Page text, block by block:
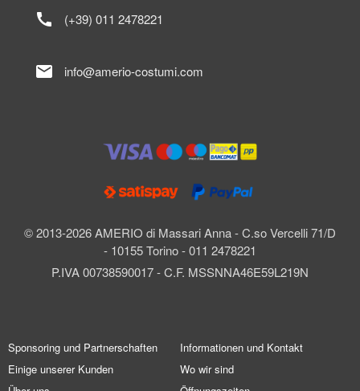
© 2013-2026 AMERIO di Massari Anna - C.so Vercelli 71/D
- 10155 Torino - 011 2478221
P.IVA 00738590017 - C.F. MSSNNA46E59L219N
call (+39) 011 2478221
mail info@amerio-costumi.com
Sponsoring und Partnerschaften
Einige unserer Kunden
Informationen und Kontakt
Wo wir sind